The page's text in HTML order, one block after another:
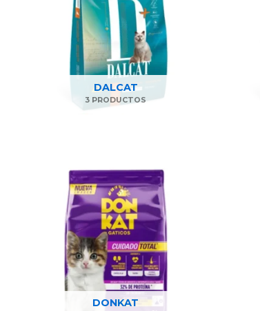
DALCAT
3 PRODUCTOS
DONKAT